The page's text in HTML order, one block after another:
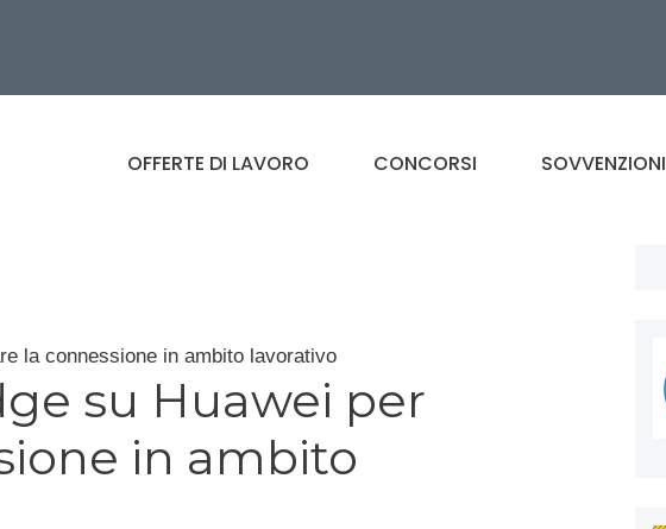
OFFERTE DI LAVORO CONCORSI SOVVENZIONI
la connessione in ambito lavorativo
su Huawei per
in ambito